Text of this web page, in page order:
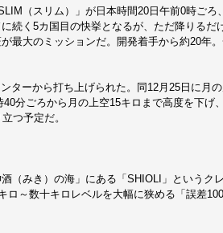
（スリム）」が日本時間20日午前0時ごろ
続く5カ国目の快挙となるが、ただ降りるだ
最大のミッションだ。開発着手から約20年
ターから打ち上げられた。同12月25日に月
分ごろから月の上空15キロまで高度を下げ
つ予定だ。
（みき）の海」にある「SHIOLI」というク
～数十キロレベルを大幅に狭める「誤差